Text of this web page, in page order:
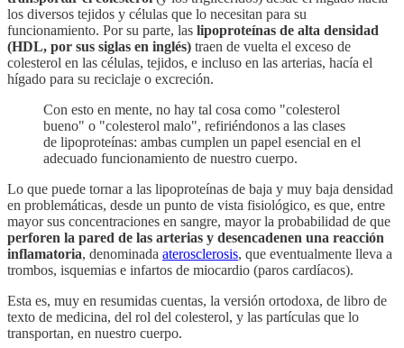
los diversos tejidos y células que lo necesitan para su
funcionamiento. Por su parte, las lipoproteínas de alta densidad
(HDL, por sus siglas en inglés) traen de vuelta el exceso de
colesterol en las células, tejidos, e incluso en las arterias, hacía el
hígado para su reciclaje o excreción.
Con esto en mente, no hay tal cosa como "colesterol
bueno" o "colesterol malo", refiriéndonos a las clases
de lipoproteínas: ambas cumplen un papel esencial en el
adecuado funcionamiento de nuestro cuerpo.
Lo que puede tornar a las lipoproteínas de baja y muy baja densidad
en problemáticas, desde un punto de vista fisiológico, es que, entre
mayor sus concentraciones en sangre, mayor la probabilidad de que
perforen la pared de las arterias y desencadenen una reacción
inflamatoria, denominada aterosclerosis, que eventualmente lleva a
trombos, isquemias e infartos de miocardio (paros cardíacos).
Esta es, muy en resumidas cuentas, la versión ortodoxa, de libro de
texto de medicina, del rol del colesterol, y las partículas que lo
transportan, en nuestro cuerpo.